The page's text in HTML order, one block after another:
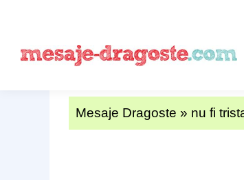
Mesaje Dragoste » nu fi